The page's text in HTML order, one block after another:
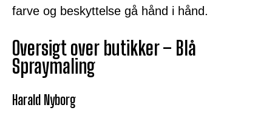
farve og beskyttelse gå hånd i hånd.
Oversigt over butikker – Blå
Spraymaling
Harald Nyborg